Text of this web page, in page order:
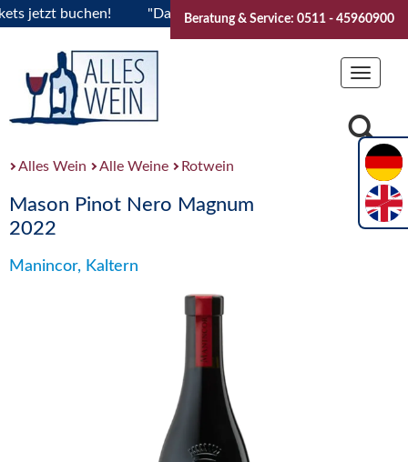
buchen! "Das Sommerfest 2026" Vive la
Beratung & Service: 0511 - 45960900
Toggle
Alles Wein Alle Weine Rotwein
Mason Pinot Nero Magnum
2022
Manincor, Kaltern